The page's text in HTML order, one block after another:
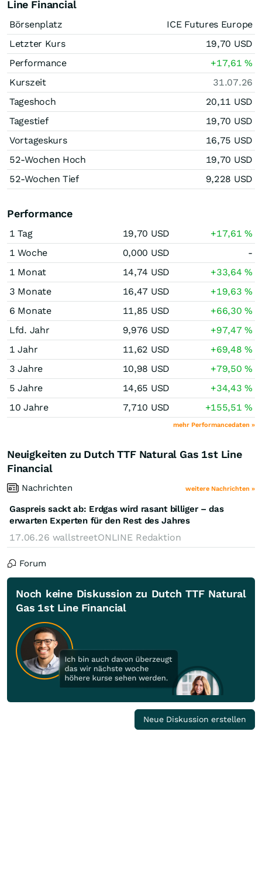
Line Financial
Börsenplatz
ICE Futures Europe
Letzter Kurs
19,70 USD
Performance
+17,61%
Kurszeit
31.07.26
Tageshoch
20,11 USD
Tagestief
19,70 USD
Vortageskurs
16,75 USD
52-Wochen Hoch
19,70 USD
52-Wochen Tief
9,228 USD
Performance
1 Tag 19,70 USD +17,61%
1 Woche
0,000 USD
-
1 Monat
14,74 USD +33,64%
3 Monate
16,47 USD +19,63%
6 Monate
11,85 USD +66,30%
Lfd. Jahr
9,976 USD +97,47%
1 Jahr
11,62 USD +69,48%
3 Jahre
10,98 USD +79,50%
5 Jahre
14,65 USD +34,43%
10 Jahre
7,710 USD +155,51%
mehr Performancedaten »
Neuigkeiten zu Dutch TTF Natural Gas 1st Line
Financial
Nachrichten weitere Nachrichten »
Gaspreis sackt ab: Erdgas wird rasant billiger – das
erwarten Experten für den Rest des Jahres
17.06.26 wallstreetONLINE Redaktion
Forum
Noch keine Diskussion zu Dutch TTF Natural
Gas 1st Line Financial
Neue Diskussion erstellen